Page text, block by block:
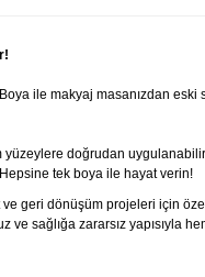
ile makyaj masanızdan eski
doğrudan
tek boya ile hayat verin!
geri dönüşüm projeleri için
ve sağlığa zararsız yapısıyla